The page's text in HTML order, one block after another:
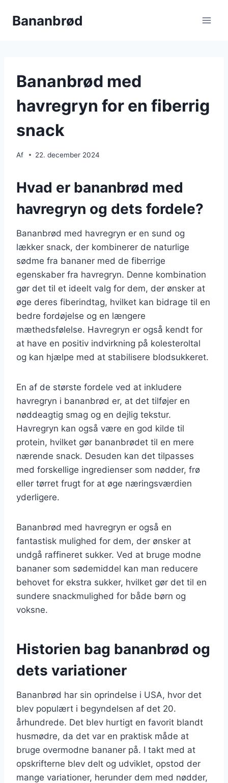
Bananbrød
Bananbrød med
havregryn for en fiberrig
snack
Af 22. december 2024
Hvad er bananbrød med
havregryn og dets fordele?
Bananbrød med havregryn er en sund og
lækker snack, der kombinerer de naturlige
sødme fra bananer med de fiberrige
egenskaber fra havregryn. Denne kombination
gør det til et ideelt valg for dem, der ønsker at
øge deres fiberindtag, hvilket kan bidrage til en
bedre fordøjelse og en længere
mæthedsfølelse. Havregryn er også kendt for
at have en positiv indvirkning på kolesteroltal
og kan hjælpe med at stabilisere blodsukkeret.
En af de største fordele ved at inkludere
havregryn i bananbrød er, at det tilføjer en
nøddeagtig smag og en dejlig tekstur.
Havregryn kan også være en god kilde til
protein, hvilket gør bananbrødet til en mere
nærende snack. Desuden kan det tilpasses
med forskellige ingredienser som nødder, frø
eller tørret frugt for at øge næringsværdien
yderligere.
Bananbrød med havregryn er også en
fantastisk mulighed for dem, der ønsker at
undgå raffineret sukker. Ved at bruge modne
bananer som sødemiddel kan man reducere
behovet for ekstra sukker, hvilket gør det til en
sundere snackmulighed for både børn og
voksne.
Historien bag bananbrød og
dets variationer
Bananbrød har sin oprindelse i USA, hvor det
blev populært i begyndelsen af det 20.
århundrede. Det blev hurtigt en favorit blandt
husmødre, da det var en praktisk måde at
bruge overmodne bananer på. I takt med at
opskrifterne blev delt og udviklet, opstod der
mange variationer, herunder dem med nødder,